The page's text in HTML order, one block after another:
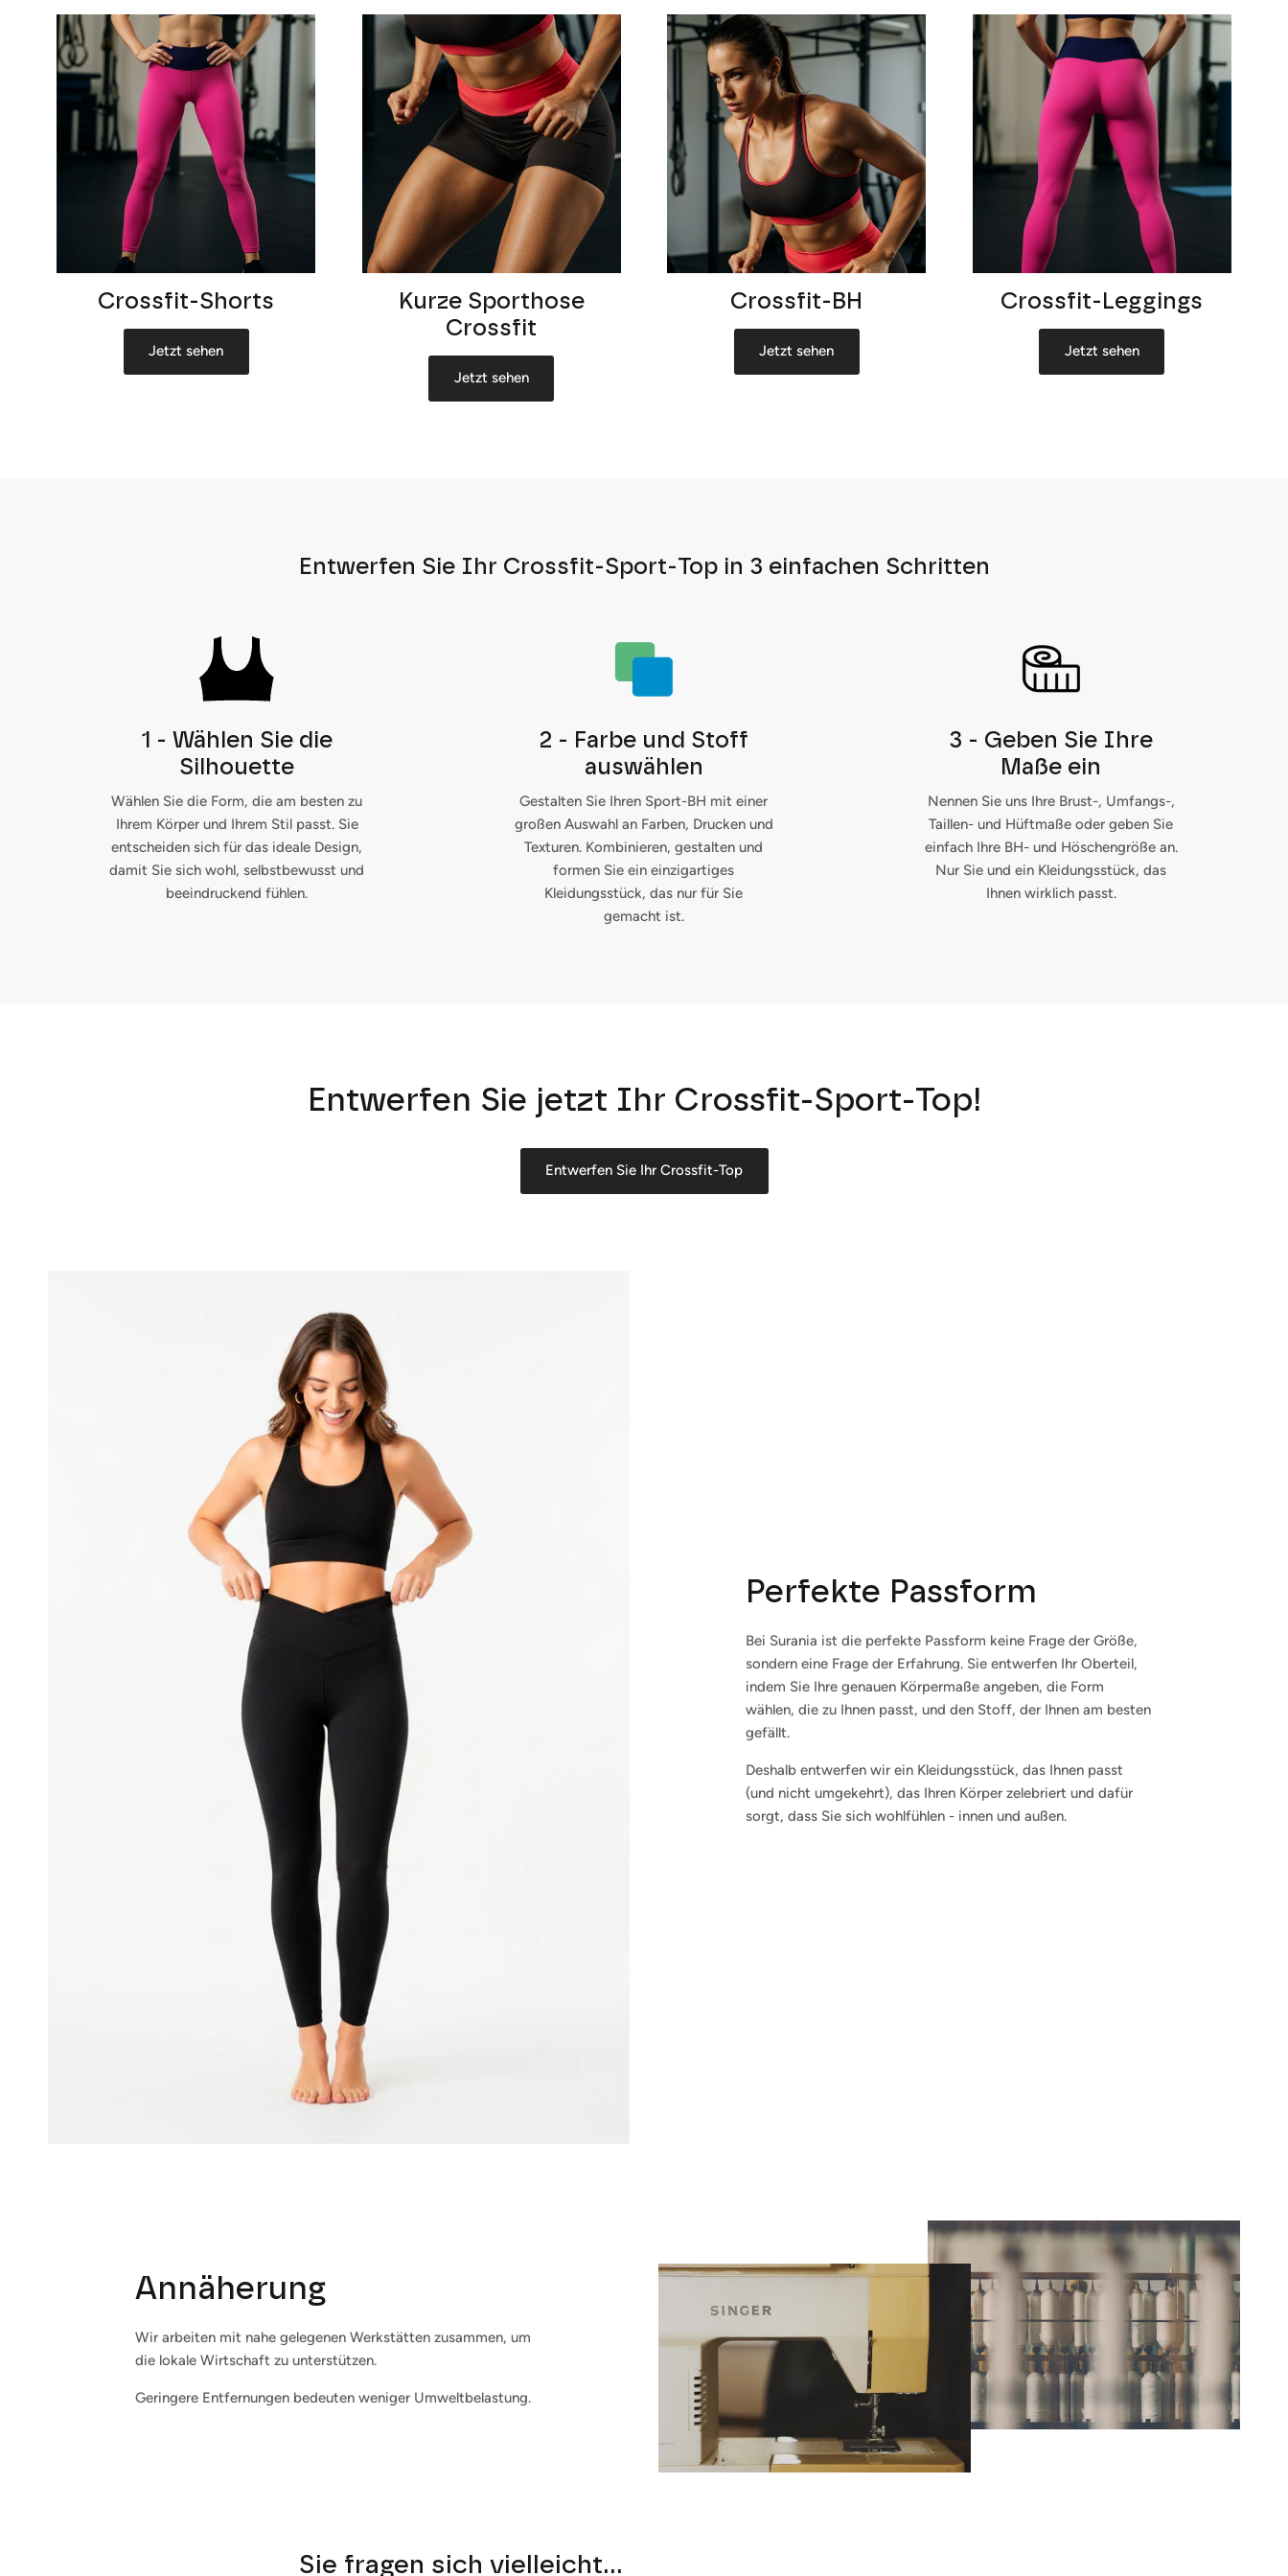
Crossfit-Shorts
Jetzt sehen
Kurze Sporthose
Crossfit
Jetzt sehen
Crossfit-BH
Jetzt sehen
Crossfit-Leggings
Jetzt sehen
Entwerfen Sie Ihr Crossfit-Sport-Top in 3 einfachen Schritten
1 - Wählen Sie die
Silhouette
Wählen Sie die Form, die am besten zu
Ihrem Körper und Ihrem Stil passt. Sie
entscheiden sich für das ideale Design,
damit Sie sich wohl, selbstbewusst und
beeindruckend fühlen.
2 - Farbe und Stoff
auswählen
Gestalten Sie Ihren Sport-BH mit einer
großen Auswahl an Farben, Drucken und
Texturen. Kombinieren, gestalten und
formen Sie ein einzigartiges
Kleidungsstück, das nur für Sie
gemacht ist.
3 - Geben Sie Ihre
Maße ein
Nennen Sie uns Ihre Brust-, Umfangs-,
Taillen- und Hüftmaße oder geben Sie
einfach Ihre BH- und Höschengröße an.
Nur Sie und ein Kleidungsstück, das
Ihnen wirklich passt.
Entwerfen Sie jetzt Ihr Crossfit-Sport-Top!
Entwerfen Sie Ihr Crossfit-Top
Perfekte Passform
Bei Surania ist die perfekte Passform keine Frage der Größe,
sondern eine Frage der Erfahrung. Sie entwerfen Ihr Oberteil,
indem Sie Ihre genauen Körpermaße angeben, die Form
wählen, die zu Ihnen passt, und den Stoff, der Ihnen am besten
gefällt.
Deshalb entwerfen wir ein Kleidungsstück, das Ihnen passt
(und nicht umgekehrt), das Ihren Körper zelebriert und dafür
sorgt, dass Sie sich wohlfühlen - innen und außen.
Annäherung
Wir arbeiten mit nahe gelegenen Werkstätten zusammen, um
die lokale Wirtschaft zu unterstützen.
Geringere Entfernungen bedeuten weniger Umweltbelastung.
Sie fragen sich vielleicht...
Anmelden und sparen